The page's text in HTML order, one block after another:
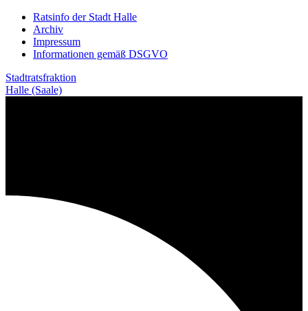
Weiter
zum
Inhalt
Ratsinfo der Stadt Halle
Archiv
Impressum
Informationen gemäß DSGVO
Stadtratsfraktion
Halle (Saale)